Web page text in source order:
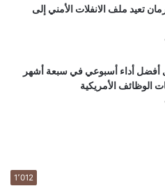
تعيد ملف الانفلات الأمني إلى
أداء أسبوعي في سبعة أشهر
الوظائف الأمريكية
1٬012